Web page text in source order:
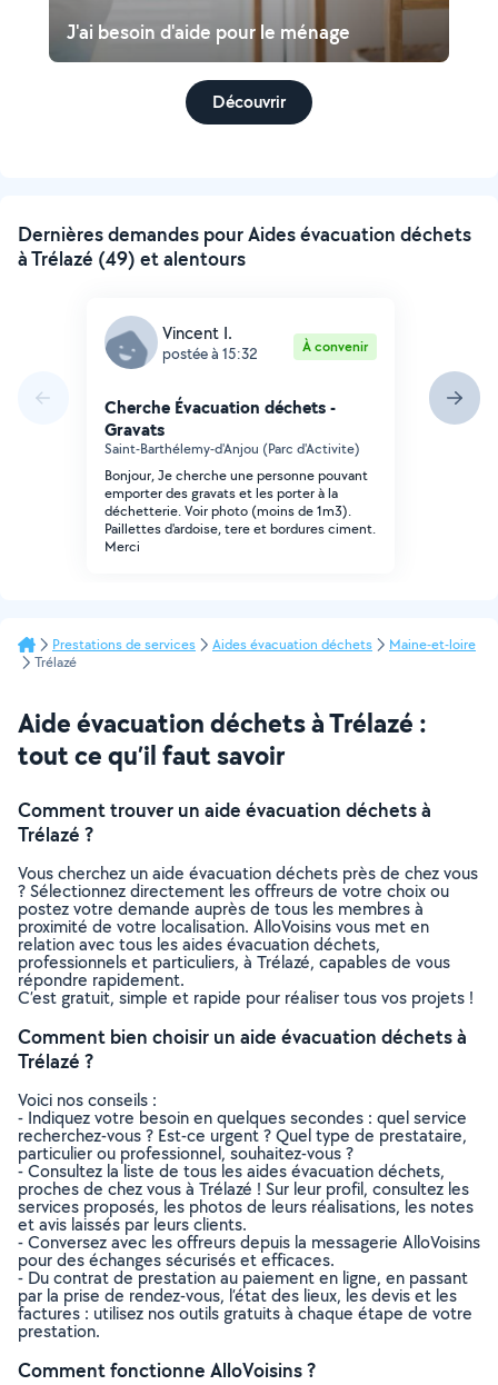
J'ai besoin d'aide pour le ménage
Découvrir
Dernières demandes pour Aides évacuation déchets
à Trélazé (49) et alentours
Vincent I.
postée à 15:32 À convenir
Cherche Évacuation déchets -
Gravats
Saint-Barthélemy-d'Anjou (Parc d'Activite)
Bonjour, Je cherche une personne pouvant
emporter des gravats et les porter à la
déchetterie. Voir photo (moins de 1m3).
Paillettes d'ardoise, tere et bordures ciment.
Merci
Prestations de services Aides évacuation déchets
Maine-et-loire
Trélazé
Aide évacuation déchets à Trélazé :
tout ce qu’il faut savoir
Comment trouver un aide évacuation déchets à
Trélazé ?
Vous cherchez un aide évacuation déchets près de chez vous
? Sélectionnez directement les offreurs de votre choix ou
postez votre demande auprès de tous les membres à
proximité de votre localisation. AlloVoisins vous met en
relation avec tous les aides évacuation déchets,
professionnels et particuliers, à Trélazé, capables de vous
répondre rapidement.
C’est gratuit, simple et rapide pour réaliser tous vos projets !
Comment bien choisir un aide évacuation déchets à
Trélazé ?
Voici nos conseils :
- Indiquez votre besoin en quelques secondes : quel service
recherchez-vous ? Est-ce urgent ? Quel type de prestataire,
particulier ou professionnel, souhaitez-vous ?
- Consultez la liste de tous les aides évacuation déchets,
proches de chez vous à Trélazé ! Sur leur profil, consultez les
services proposés, les photos de leurs réalisations, les notes
et avis laissés par leurs clients.
- Conversez avec les offreurs depuis la messagerie AlloVoisins
pour des échanges sécurisés et efficaces.
- Du contrat de prestation au paiement en ligne, en passant
par la prise de rendez-vous, l’état des lieux, les devis et les
factures : utilisez nos outils gratuits à chaque étape de votre
prestation.
Comment fonctionne AlloVoisins ?